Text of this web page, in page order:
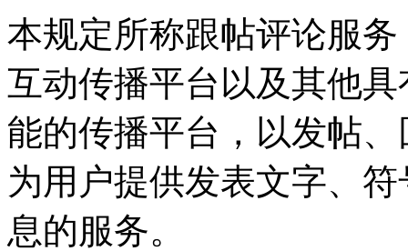
本规定所称跟帖评论服
互动传播平台以及其他
能的传播平台，以发帖
为用户提供发表文字、
息的服务。